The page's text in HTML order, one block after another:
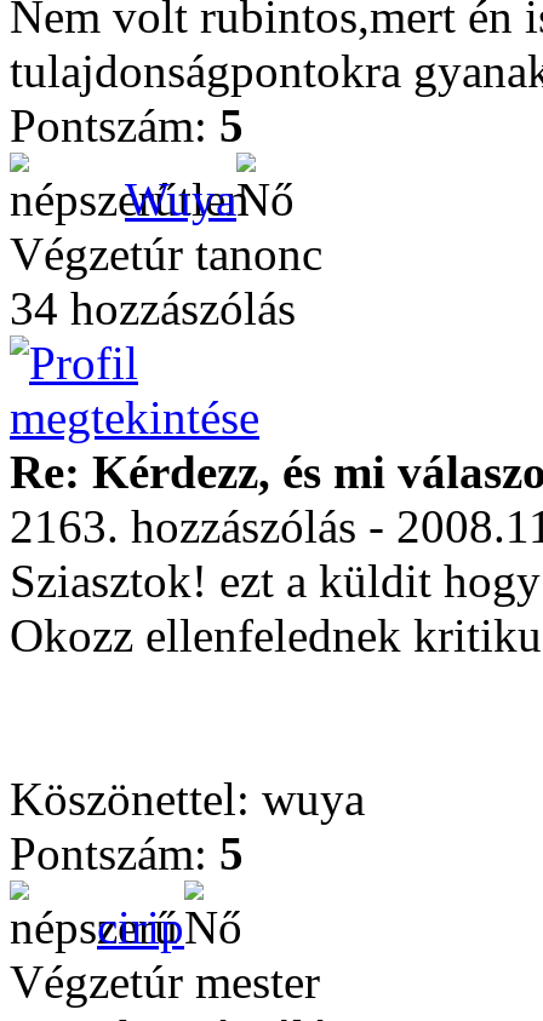
Nem volt rubintos,mert én
tulajdonságpontokra
Pontszám: 5
Wuya
Végzetúr tanonc
34 hozzászólás
Re: Kérdezz, és mi
2163. hozzászólás -
Sziasztok! ezt a küldit
Okozz ellenfelednek
Köszönettel: wuya
Pontszám: 5
cirip
Végzetúr mester